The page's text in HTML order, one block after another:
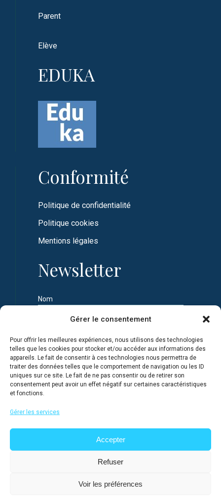
Gérer le consentement
Pour offrir les meilleures expériences, nous utilisons des technologies
telles que les cookies pour stocker et/ou accéder aux informations des
appareils. Le fait de consentir à ces technologies nous permettra de
traiter des données telles que le comportement de navigation ou les ID
uniques sur ce site. Le fait de ne pas consentir ou de retirer son
consentement peut avoir un effet négatif sur certaines caractéristiques
et fonctions.
Gérer les services
Accepter
Refuser
Voir les préférences
Parent
Elève
EDUKA
Conformité
Politique de confidentialité
Politique cookies
Mentions légales
Newsletter
Nom
Adresse e-mail
confidentialité du site